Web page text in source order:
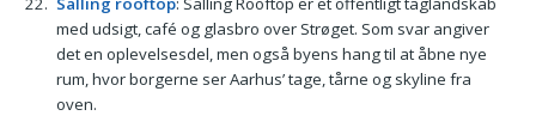
med udsigt, café og glasbro over Strøget. Som svar angiver
det en oplevelsesdel, men også byens hang til at åbne nye
rum, hvor borgerne ser Aarhus’ tage, tårne og skyline fra
oven.